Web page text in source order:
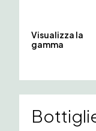
Visualizza la
gamma